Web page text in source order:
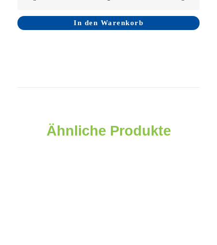
-
Marmelade
In den Warenkorb
Ähnliche Produkte